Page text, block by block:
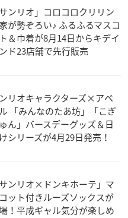
サンリオ」コロコロクリリン
が勢ぞろい♪ ふるふるマスコ
＆巾着が8月14日からキデイ
ド23店舗で先行販売
リオキャラクターズ×アベ
「みんなのたあ坊」「こぎ
ん」バースデーグッズ＆日
シリーズが4月29日発売！
サンリオ×ドンキホーテ」マ
ット付きルーズソックスが
！平成ギャル気分が楽しめ